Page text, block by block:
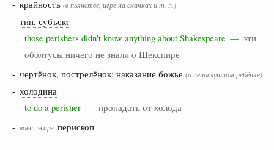
- крайность (в пьянстве, игре на скачках и т. п.)
- тип, субъект
those perishers didn't know anything about Shakespeare — эти
оболтусы ничего не знали о Шекспире
- чертёнок, пострелёнок; наказание божье (о непослушном ребёнке)
- холодина
to do a perisher — пропадать от холода
- воен. жарг. перископ